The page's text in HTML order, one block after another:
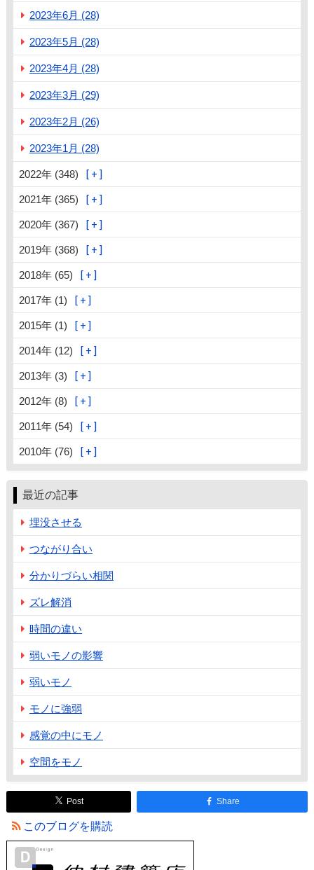
2023年6月 (28)
2023年5月 (28)
2023年4月 (28)
2023年3月 (29)
2023年2月 (26)
2023年1月 (28)
2022年 (348)
2021年 (365)
2020年 (367)
2019年 (368)
2018年 (65)
2017年 (1)
2015年 (1)
2014年 (12)
2013年 (3)
2012年 (8)
2011年 (54)
2010年 (76)
最近の記事
埋没させる
つながり合い
分かりづらい相関
ズレ解消
時間の違い
弱いモノの影響
弱いモノ
モノに強弱
感覚の中にモノ
空間をモノ
Post Share
このブログを購読